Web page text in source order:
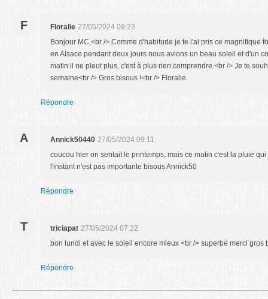
F Floralie 27/05/2024 09:23
Bonjour MC,<br /> Comme d'habitude je te l'ai pris ce magnifique
en Alsace pendant deux jours nous avions un beau soleil et d'un
matin il ne pleut plus, c'est à plus rien comprendre.<br /> Je te
semaine<br /> Gros bisous !<br /> Floralie
Répondre
A Annick50440 27/05/2024 09:11
coucou hier on sentait le printemps, mais ce matin c'est la pluie
l'instant n'est pas importante bisous Annick50
Répondre
T triciapat 27/05/2024 07:22
bon lundi et avec le soleil encore mieux <br /> superbe merci
Répondre